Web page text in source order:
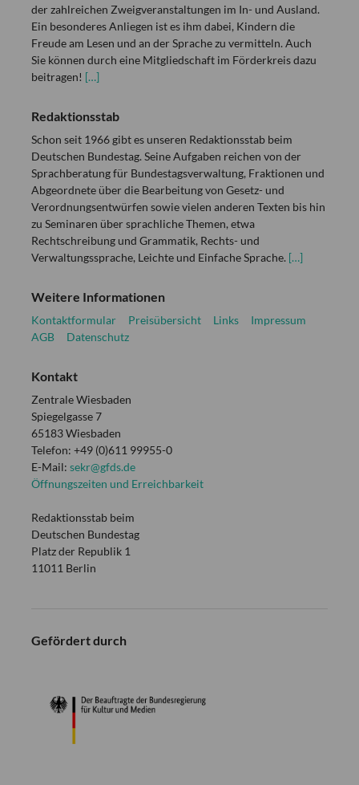
der zahlreichen Zweigveranstaltungen im In- und Ausland.
Ein besonderes Anliegen ist es ihm dabei, Kindern die
Freude am Lesen und an der Sprache zu vermitteln. Auch
Sie können durch eine Mitgliedschaft im Förderkreis dazu
beitragen! […]
Redaktionsstab
Schon seit 1966 gibt es unseren Redaktionsstab beim
Deutschen Bundestag. Seine Aufgaben reichen von der
Sprachberatung für Bundestagsverwaltung, Fraktionen und
Abgeordnete über die Bearbeitung von Gesetz- und
Verordnungsentwürfen sowie vielen anderen Texten bis hin
zu Seminaren über sprachliche Themen, etwa
Rechtschreibung und Grammatik, Rechts- und
Verwaltungssprache, Leichte und Einfache Sprache. […]
Weitere Informationen
Kontaktformular Preisübersicht Links
Impressum
AGB
Datenschutz
Kontakt
Zentrale Wiesbaden
Spiegelgasse 7
65183 Wiesbaden
Telefon: +49 (0)611 99955-0
E-Mail: sekr@gfds.de
Öffnungszeiten und Erreichbarkeit
Redaktionsstab beim
Deutschen Bundestag
Platz der Republik 1
11011 Berlin
Gefördert durch